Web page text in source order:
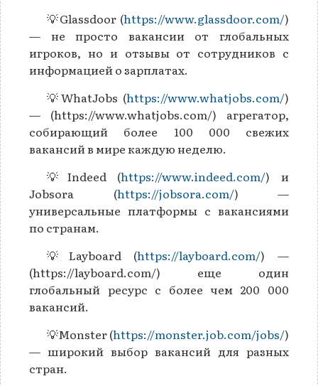
💡Glassdoor (https://www.glassdoor.com/)
— не просто вакансии от глобальных
игроков, но и отзывы от сотрудников с
информацией о зарплатах.
💡WhatJobs (https://www.whatjobs.com/)
— (https://www.whatjobs.com/) агрегатор,
собирающий более 100 000 свежих
вакансий в мире каждую неделю.
💡Indeed (https://www.indeed.com/) и
Jobsora (https://jobsora.com/) —
универсальные платформы с вакансиями
по странам.
💡Layboard (https://layboard.com/) —
(https://layboard.com/) еще один
глобальный ресурс с более чем 200 000
вакансий.
💡Monster (https://monster.job.com/jobs/)
— широкий выбор вакансий для разных
стран.